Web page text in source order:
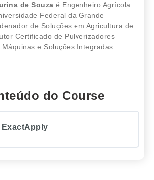
de Souza é Engenheiro Agrícola
Federal da Grande
de Soluções em Agricultura de
Certificado de Pulverizadores
e Soluções Integradas.
do Course
ExactApply